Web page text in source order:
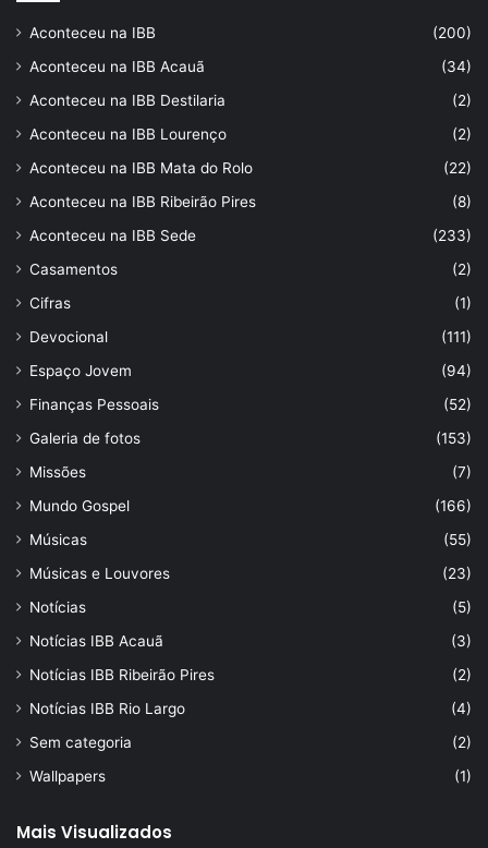
Aconteceu na IBB
(200)
Aconteceu na IBB Acauã
(34)
Aconteceu na IBB Destilaria
(2)
Aconteceu na IBB Lourenço
(2)
Aconteceu na IBB Mata do Rolo
(22)
Aconteceu na IBB Ribeirão Pires
(8)
Aconteceu na IBB Sede
(233)
Casamentos
(2)
Cifras
(1)
Devocional
(111)
Espaço Jovem
(94)
Finanças Pessoais
(52)
Galeria de fotos
(153)
Missões
(7)
Mundo Gospel
(166)
Músicas
(55)
Músicas e Louvores
(23)
Notícias
(5)
Notícias IBB Acauã
(3)
Notícias IBB Ribeirão Pires
(2)
Notícias IBB Rio Largo
(4)
Sem categoria
(2)
Wallpapers
(1)
Mais Visualizados